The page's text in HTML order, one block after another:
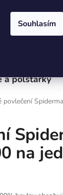
Souhlasím
a polštářky
povlečení
na